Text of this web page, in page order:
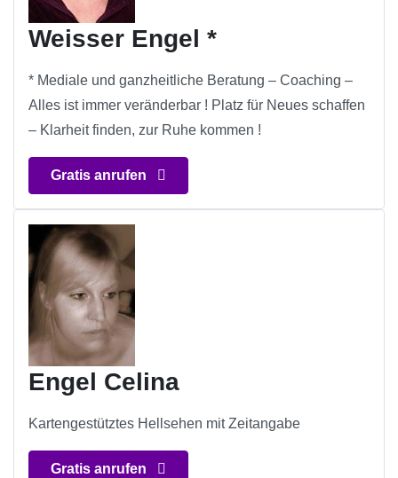
Weisser Engel *
* Mediale und ganzheitliche Beratung – Coaching –
Alles ist immer veränderbar ! Platz für Neues schaffen
– Klarheit finden, zur Ruhe kommen !
Gratis anrufen
Engel Celina
Kartengestütztes Hellsehen mit Zeitangabe
Gratis anrufen